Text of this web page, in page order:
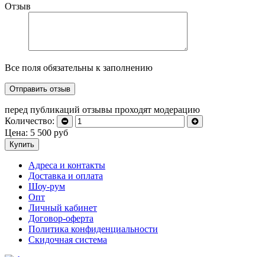
Отзыв
Все поля обязательны к заполнению
перед публикаций отзывы проходят модерацию
Количество:
Цена: 5 500 руб
Купить
Адреса и контакты
Доставка и оплата
Шоу-рум
Опт
Личный кабинет
Договор-оферта
Политика конфиденциальности
Скидочная система